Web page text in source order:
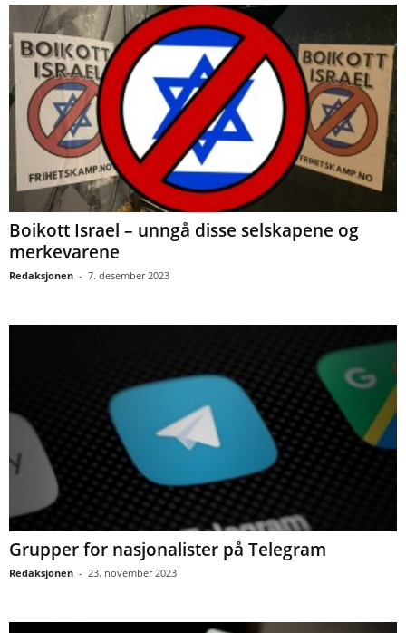
Boikott Israel – unngå disse selskapene og
merkevarene
Redaksjonen - 7. desember 2023
Grupper for nasjonalister på Telegram
Redaksjonen - 23. november 2023